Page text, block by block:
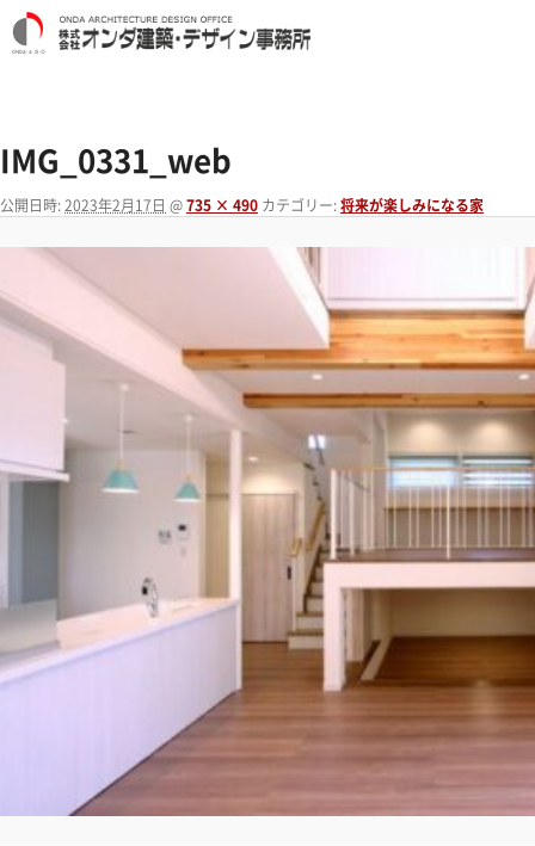
IMG_0331_web
公開日時: 2023年2月17日 @ 735 × 490 カテゴリー: 将来が楽しみになる家